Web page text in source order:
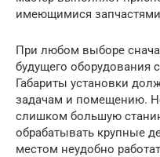
имеющимися
При любом выборе
будущего
Габариты установки
задачам и помещению.
слишком большую
обрабатывать крупные
местом неудобно